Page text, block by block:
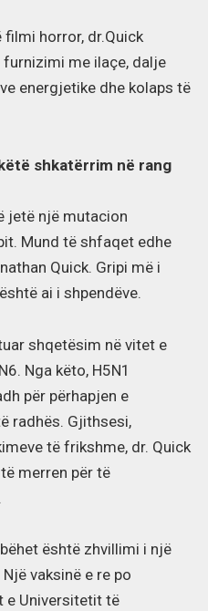
filmi horror, dr.Quick
me ilaçe, dalje
energjetike dhe kolaps të
shkatërrim në rang
jetë një mutacion
Mund të shfaqet edhe
Quick. Gripi më i
ai i shpendëve.
shqetësim në vitet e
Nga këto, H5N1
për përhapjen e
radhës. Gjithsesi,
të frikshme, dr. Quick
merren për të
është zhvillimi i një
vaksinë e re po
e Universitetit të